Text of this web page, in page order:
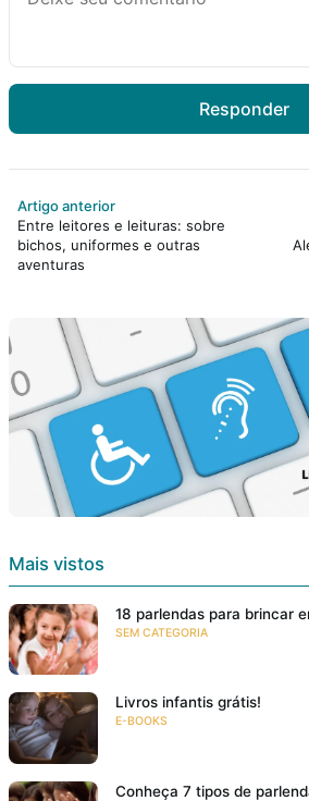
Responder
Artigo anterior
Entre leitores e leituras: sobre
bichos, uniformes e outras
aventuras
Mais vistos
18 parlendas para brincar
SEM CATEGORIA
Livros infantis grátis!
E-BOOKS
Conheça 7 tipos de